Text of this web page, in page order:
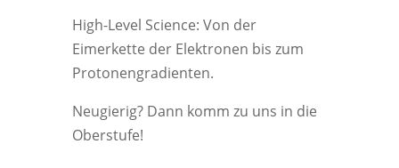
High-Level Science: Von der
Eimerkette der Elektronen bis zum
Protonengradienten.
Neugierig? Dann komm zu uns in die
Oberstufe!